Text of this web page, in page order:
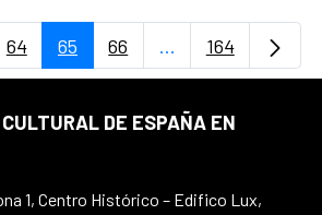
intermedias Use TAB para
Página
64 Página
65 Página
66 ...PáginasPágina
164
DE ESPAÑA EN
1, Centro Histórico – Edifico Lux,